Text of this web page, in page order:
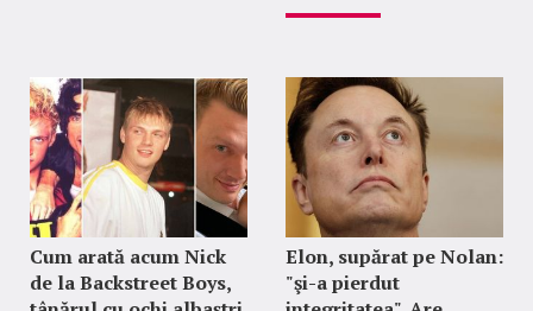
Cum arată acum Nick
de la Backstreet Boys,
Elon, supărat pe Nolan:
"şi-a pierdut